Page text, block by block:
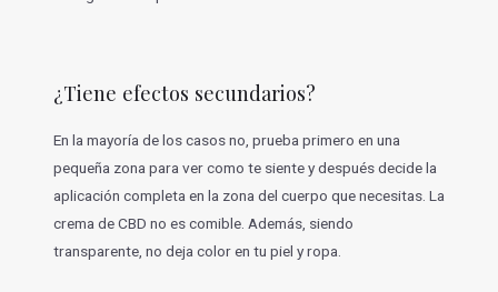
¿Tiene efectos secundarios?
En la mayoría de los casos no, prueba primero en una
pequeña zona para ver como te siente y después decide la
aplicación completa en la zona del cuerpo que necesitas. La
crema de CBD no es comible. Además, siendo
transparente, no deja color en tu piel y ropa.